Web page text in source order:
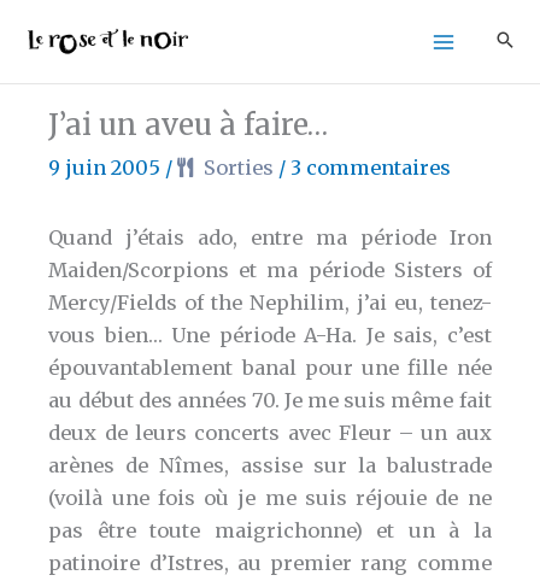
contenu
J’ai un aveu à faire…
9 juin 2005 / Sorties / 3 commentaires
Quand j’étais ado, entre ma période Iron
Maiden/Scorpions et ma période Sisters of
Mercy/Fields of the Nephilim, j’ai eu, tenez-
vous bien… Une période A-Ha. Je sais, c’est
épouvantablement banal pour une fille née
au début des années 70. Je me suis même fait
deux de leurs concerts avec Fleur – un aux
arènes de Nîmes, assise sur la balustrade
(voilà une fois où je me suis réjouie de ne
pas être toute maigrichonne) et un à la
patinoire d’Istres, au premier rang comme